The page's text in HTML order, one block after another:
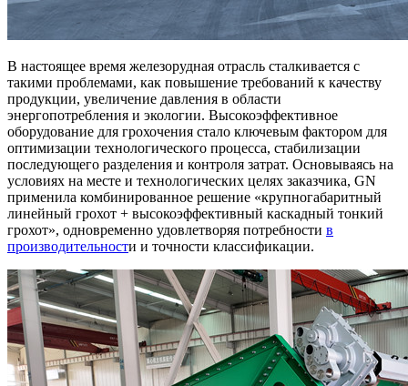
В настоящее время железорудная отрасль сталкивается с
такими проблемами, как повышение требований к качеству
продукции, увеличение давления в области
энергопотребления и экологии. Высокоэффективное
оборудование для грохочения стало ключевым фактором для
оптимизации технологического процесса, стабилизации
последующего разделения и контроля затрат. Основываясь на
условиях на месте и технологических целях заказчика, GN
применила комбинированное решение «крупногабаритный
линейный грохот + высокоэффективный каскадный тонкий
грохот», одновременно удовлетворяя потребности в
производительности и точности классификации.